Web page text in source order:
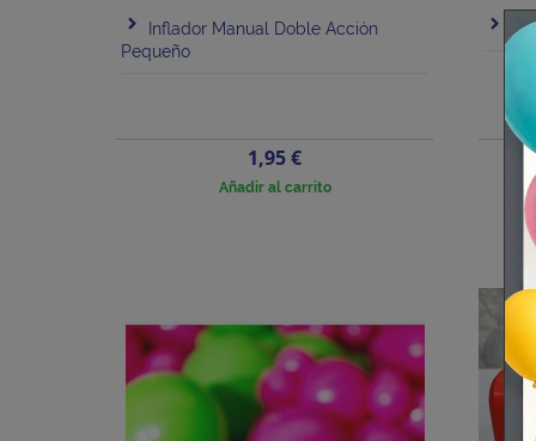
Inflador Manual Doble Acción
Pequeño
Precio
1,95 €
Añadir al carrito